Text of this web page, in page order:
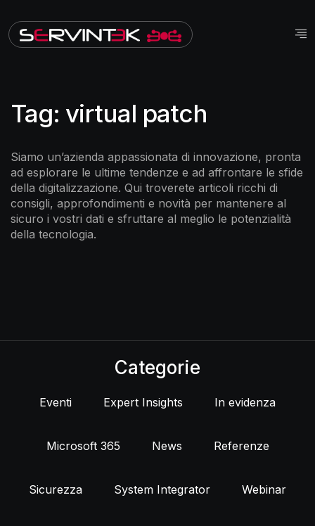
Tag: virtual patch
Siamo un’azienda appassionata di innovazione, pronta
ad esplorare le ultime tendenze e ad affrontare le sfide
della digitalizzazione. Qui troverete articoli ricchi di
consigli, approfondimenti e novità per mantenere al
sicuro i vostri dati e sfruttare al meglio le potenzialità
della tecnologia.
Categorie
Eventi Expert Insights In evidenza
Microsoft 365 News Referenze
Sicurezza System Integrator Webinar